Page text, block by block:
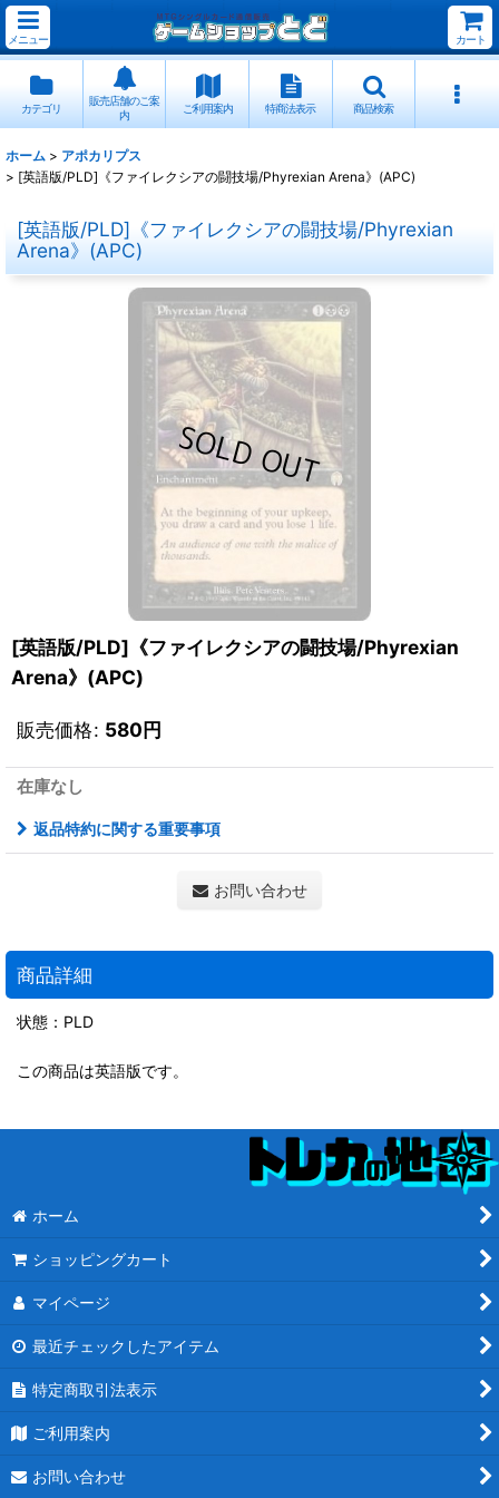
メニュー カート
カテゴリ
販売店舗のご案
内
ご利用案内 特商法表示 商品検索
ホーム > アポカリプス
> [英語版/PLD]《ファイレクシアの闘技場/Phyrexian Arena》(APC)
[英語版/PLD]《ファイレクシアの闘技場/Phyrexian
Arena》(APC)
[英語版/PLD]《ファイレクシアの闘技場/Phyrexian
Arena》(APC)
販売価格: 580円
在庫なし
返品特約に関する重要事項
お問い合わせ
商品詳細
状態：PLD
この商品は英語版です。
ホーム
ショッピングカート
マイページ
最近チェックしたアイテム
特定商取引法表示
ご利用案内
お問い合わせ